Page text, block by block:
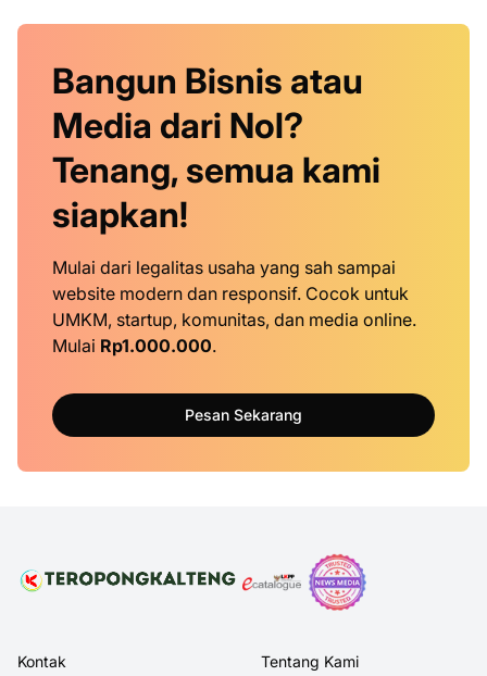
Bangun Bisnis atau
Media dari Nol?
Tenang, semua kami
siapkan!
Mulai dari legalitas usaha yang sah sampai
website modern dan responsif. Cocok untuk
UMKM, startup, komunitas, dan media online.
Mulai Rp1.000.000.
Pesan Sekarang
Kontak Tentang Kami